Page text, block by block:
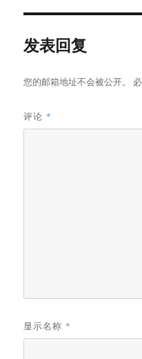
发表回复
您的邮箱地址不会被公开。
评论 *
显示名称 *